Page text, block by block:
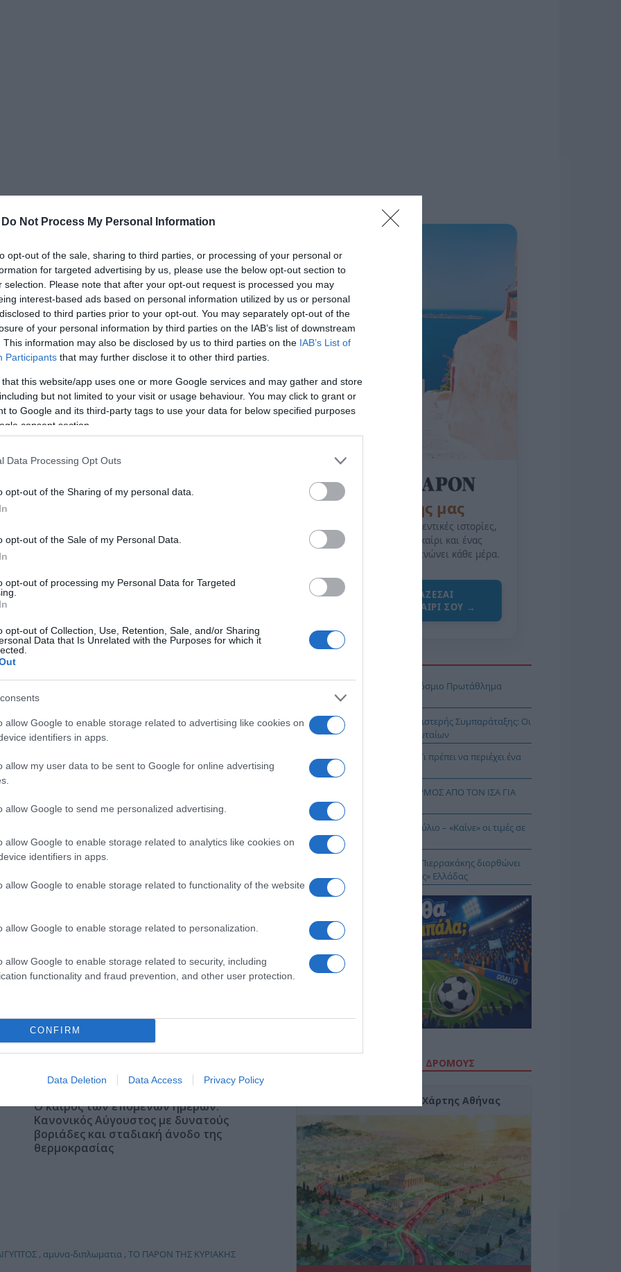
Do Not Process My Personal Information
opt-out of the sale, sharing to third parties, or processing of your personal or
for targeted advertising by us, please use the below opt-out section to
selection. Please note that after your opt-out request is processed you may
interest-based ads based on personal information utilized by us or personal
to third parties prior to your opt-out. You may separately opt-out of the
of your personal information by third parties on the IAB’s list of downstream
This information may also be disclosed by us to third parties on the IAB’s List of
Participants that may further disclose it to other third parties.
that this website/app uses one or more Google services and may gather and store
but not limited to your visit or usage behaviour. You may click to grant or
to Google and its third-party tags to use your data for below specified purposes
consent section.
Data Processing Opt Outs
opt-out of the Sharing of my personal data.
opt-out of the Sale of my Personal Data.
opt-out of processing my Personal Data for Targeted
opt-out of Collection, Use, Retention, Sale, and/or Sharing
Data that Is Unrelated with the Purposes for which it
allow Google to enable storage related to advertising like cookies on
identifiers in apps.
allow my user data to be sent to Google for online advertising
allow Google to send me personalized advertising.
allow Google to enable storage related to analytics like cookies on
identifiers in apps.
allow Google to enable storage related to functionality of the website
allow Google to enable storage related to personalization.
allow Google to enable storage related to security, including
functionality and fraud prevention, and other user protection.
CONFIRM
Data Deletion Data Access Privacy Policy
ΕΔΩ
Ιππασίας!
Ιππασίας!
Ιππασίας!
Ιππασίας!
Οι «άριστοι» τελευταίοι των τελευταίων
Πιερρακάκης διορθώνει την εικόνα μιας
παγωτατζίδικα της Αθήνας η απάντηση
είναι…και τα δύο!
βλέπεις σε κάθε παραλία φέτος!
Πώς να ξεφλουδίζεις εύκολα το σκόρδο –
Το kitchen trick που κάθε foodie πρέπει
Πόλεμοι και ένα… Τσουνάμι Αλλαγών: Η
Εβδομάδα που Ανακάτεψε την Τράπουλα
ΤΣΟΥΝΑΜΙ ψηφιακής οργής…
συμπαρασύρει την κυβέρνηση
Ο καιρός των επομένων ημερών:
Κανονικός Αύγουστος με δυνατούς
βοριάδες και σταδιακή άνοδο της
θερμοκρασίας
, αμυνα-διπλωματια, ΤΟ ΠΑΡΟΝ ΤΗΣ ΚΥΡΙΑΚΗΣ
της Ζωής μας
Οι άνθρωποι, οι αυθεντικές ιστορίες,
το ελληνικό καλοκαίρι και ένας
πολιτισμός που μας ενώνει κάθε μέρα.
ΌΣΑ ΧΡΕΙΆΖΕΣΑΙ
ΓΙΑ ΤΟ ΚΑΛΟΚΑΊΡΙ ΣΟΥ →
Ιππασία – Η Ελλάδα στο Παγκόσμιο Πρωτάθλημα
Ιππασίας!
Ανακοίνωση της Ελληνικής Αριστερής Συμπαράταξης: Οι
«άριστοι» τελευταίοι των τελευταίων
Ελληνικός Ερυθρός Σταυρός: Τι πρέπει να περιέχει ένα
φαρμακείο διακοπών
ΙΟΣ ΔΥΤΙΚΟΥ ΝΕΙΛΟΥ: ΣΥΝΑΓΕΡΜΟΣ ΑΠΟ ΤΟΝ ΙΣΑ ΓΙΑ
ΤΗΝ ΑΤΤΙΚΗ
Πληθωρισμός: Στο 3,4% τον Ιούλιο – «Καίνε» οι τιμές σε
στέγη και καύσιμα
Το… Δικαίωμα στη Σιωπή…: Ο Πιερρακάκης διορθώνει
την εικόνα μιας «διεφθαρμένης» Ελλάδας
ΔΕΙΤΕ ΤΗΝ ΚΙΝΗΣΗ ΣΤΟΥΣ ΔΡΌΜΟΥΣ
Κίνηση Τώρα: Live Χάρτης Αθήνας